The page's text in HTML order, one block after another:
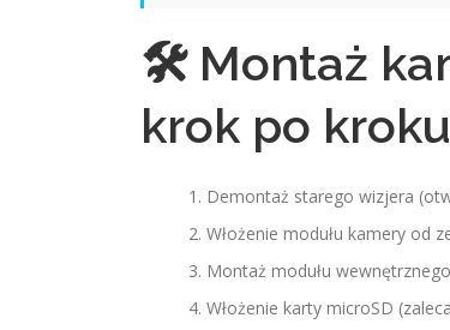
🛠 Montaż
krok po kroku
Demontaż starego wizjera
Włożenie modułu kamery od
Montaż modułu
Włożenie karty microSD